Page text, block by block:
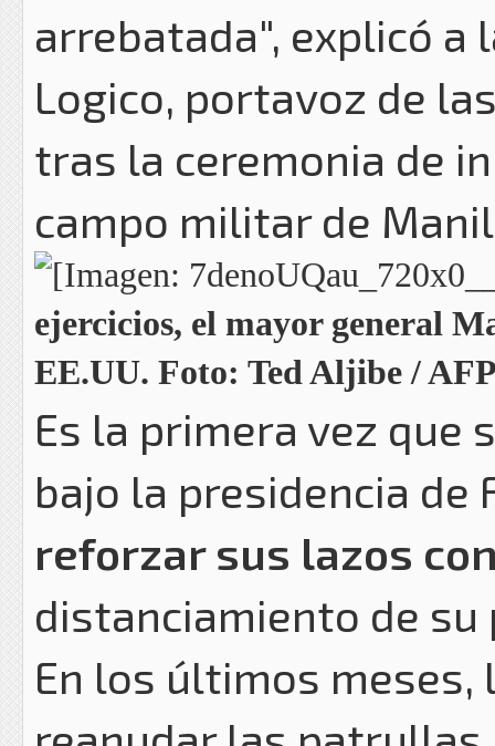
arrebatada", explicó a
Logico, portavoz de
tras la ceremonia de
campo militar de
ejercicios, el mayor general
EE.UU. Foto: Ted Aljibe /
Es la primera vez que
bajo la presidencia de
reforzar sus lazos
distanciamiento de su
En los últimos